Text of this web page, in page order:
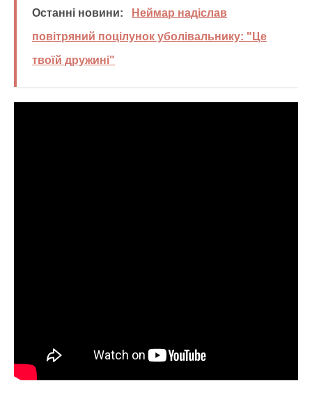
Останні новини:
Неймар надіслав
повітряний поцілунок уболівальнику: "Це
твоїй дружині"